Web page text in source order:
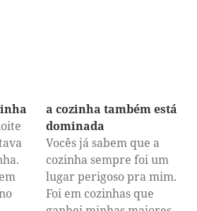
a cozinha também está
dominada
Vocês já sabem que a
cozinha sempre foi um
lugar perigoso pra mim.
Foi em cozinhas que